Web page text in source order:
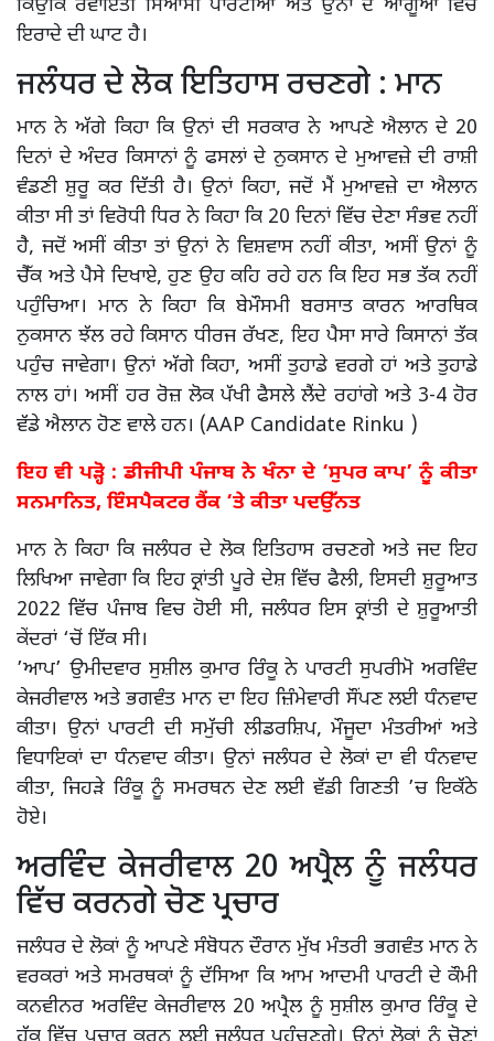
ਕਿਉਂਕਿ ਰਵਾਇਤੀ ਸਿਆਸੀ ਪਾਰਟੀਆਂ ਅਤੇ ਉਨਾਂ ਦੇ ਆਗੂਆਂ ਵਿੱਚ
ਇਰਾਦੇ ਦੀ ਘਾਟ ਹੈ।
ਜਲੰਧਰ ਦੇ ਲੋਕ ਇਤਿਹਾਸ ਰਚਣਗੇ : ਮਾਨ
ਮਾਨ ਨੇ ਅੱਗੇ ਕਿਹਾ ਕਿ ਉਨਾਂ ਦੀ ਸਰਕਾਰ ਨੇ ਆਪਣੇ ਐਲਾਨ ਦੇ 20
ਦਿਨਾਂ ਦੇ ਅੰਦਰ ਕਿਸਾਨਾਂ ਨੂੰ ਫਸਲਾਂ ਦੇ ਨੁਕਸਾਨ ਦੇ ਮੁਆਵਜ਼ੇ ਦੀ ਰਾਸ਼ੀ
ਵੰਡਣੀ ਸ਼ੁਰੂ ਕਰ ਦਿੱਤੀ ਹੈ। ਉਨਾਂ ਕਿਹਾ, ਜਦੋਂ ਮੈਂ ਮੁਆਵਜ਼ੇ ਦਾ ਐਲਾਨ
ਕੀਤਾ ਸੀ ਤਾਂ ਵਿਰੋਧੀ ਧਿਰ ਨੇ ਕਿਹਾ ਕਿ 20 ਦਿਨਾਂ ਵਿੱਚ ਦੇਣਾ ਸੰਭਵ ਨਹੀਂ
ਹੈ, ਜਦੋਂ ਅਸੀਂ ਕੀਤਾ ਤਾਂ ਉਨਾਂ ਨੇ ਵਿਸ਼ਵਾਸ ਨਹੀਂ ਕੀਤਾ, ਅਸੀਂ ਉਨਾਂ ਨੂੰ
ਚੈੱਕ ਅਤੇ ਪੈਸੇ ਦਿਖਾਏ, ਹੁਣ ਉਹ ਕਹਿ ਰਹੇ ਹਨ ਕਿ ਇਹ ਸਭ ਤੱਕ ਨਹੀਂ
ਪਹੁੰਚਿਆ। ਮਾਨ ਨੇ ਕਿਹਾ ਕਿ ਬੇਮੌਸਮੀ ਬਰਸਾਤ ਕਾਰਨ ਆਰਥਿਕ
ਨੁਕਸਾਨ ਝੱਲ ਰਹੇ ਕਿਸਾਨ ਧੀਰਜ ਰੱਖਣ, ਇਹ ਪੈਸਾ ਸਾਰੇ ਕਿਸਾਨਾਂ ਤੱਕ
ਪਹੁੰਚ ਜਾਵੇਗਾ। ਉਨਾਂ ਅੱਗੇ ਕਿਹਾ, ਅਸੀਂ ਤੁਹਾਡੇ ਵਰਗੇ ਹਾਂ ਅਤੇ ਤੁਹਾਡੇ
ਨਾਲ ਹਾਂ। ਅਸੀਂ ਹਰ ਰੋਜ਼ ਲੋਕ ਪੱਖੀ ਫੈਸਲੇ ਲੈਂਦੇ ਰਹਾਂਗੇ ਅਤੇ 3-4 ਹੋਰ
ਵੱਡੇ ਐਲਾਨ ਹੋਣ ਵਾਲੇ ਹਨ। (AAP Candidate Rinku )
ਇਹ ਵੀ ਪੜ੍ਹੋ : ਡੀਜੀਪੀ ਪੰਜਾਬ ਨੇ ਖੰਨਾ ਦੇ ‘ਸੁਪਰ ਕਾਪ’ ਨੂੰ ਕੀਤਾ
ਸਨਮਾਨਿਤ, ਇੰਸਪੈਕਟਰ ਰੈਂਕ ‘ਤੇ ਕੀਤਾ ਪਦਉੱਨਤ
ਮਾਨ ਨੇ ਕਿਹਾ ਕਿ ਜਲੰਧਰ ਦੇ ਲੋਕ ਇਤਿਹਾਸ ਰਚਣਗੇ ਅਤੇ ਜਦ ਇਹ
ਲਿਖਿਆ ਜਾਵੇਗਾ ਕਿ ਇਹ ਕ੍ਰਾਂਤੀ ਪੂਰੇ ਦੇਸ਼ ਵਿੱਚ ਫੈਲੀ, ਇਸਦੀ ਸ਼ੁਰੂਆਤ
2022 ਵਿੱਚ ਪੰਜਾਬ ਵਿਚ ਹੋਈ ਸੀ, ਜਲੰਧਰ ਇਸ ਕ੍ਰਾਂਤੀ ਦੇ ਸ਼ੁਰੂਆਤੀ
ਕੇਂਦਰਾਂ ‘ਚੋਂ ਇੱਕ ਸੀ।
’ਆਪ’ ਉਮੀਦਵਾਰ ਸੁਸ਼ੀਲ ਕੁਮਾਰ ਰਿੰਕੂ ਨੇ ਪਾਰਟੀ ਸੁਪਰੀਮੋ ਅਰਵਿੰਦ
ਕੇਜਰੀਵਾਲ ਅਤੇ ਭਗਵੰਤ ਮਾਨ ਦਾ ਇਹ ਜ਼ਿੰਮੇਵਾਰੀ ਸੌਂਪਣ ਲਈ ਧੰਨਵਾਦ
ਕੀਤਾ। ਉਨਾਂ ਪਾਰਟੀ ਦੀ ਸਮੁੱਚੀ ਲੀਡਰਸ਼ਿਪ, ਮੌਜੂਦਾ ਮੰਤਰੀਆਂ ਅਤੇ
ਵਿਧਾਇਕਾਂ ਦਾ ਧੰਨਵਾਦ ਕੀਤਾ। ਉਨਾਂ ਜਲੰਧਰ ਦੇ ਲੋਕਾਂ ਦਾ ਵੀ ਧੰਨਵਾਦ
ਕੀਤਾ, ਜਿਹੜੇ ਰਿੰਕੂ ਨੂੰ ਸਮਰਥਨ ਦੇਣ ਲਈ ਵੱਡੀ ਗਿਣਤੀ ’ਚ ਇਕੱਠੇ
ਹੋਏ।
ਅਰਵਿੰਦ ਕੇਜਰੀਵਾਲ 20 ਅਪ੍ਰੈਲ ਨੂੰ ਜਲੰਧਰ
ਵਿੱਚ ਕਰਨਗੇ ਚੋਣ ਪ੍ਰਚਾਰ
ਜਲੰਧਰ ਦੇ ਲੋਕਾਂ ਨੂੰ ਆਪਣੇ ਸੰਬੋਧਨ ਦੌਰਾਨ ਮੁੱਖ ਮੰਤਰੀ ਭਗਵੰਤ ਮਾਨ ਨੇ
ਵਰਕਰਾਂ ਅਤੇ ਸਮਰਥਕਾਂ ਨੂੰ ਦੱਸਿਆ ਕਿ ਆਮ ਆਦਮੀ ਪਾਰਟੀ ਦੇ ਕੌਮੀ
ਕਨਵੀਨਰ ਅਰਵਿੰਦ ਕੇਜਰੀਵਾਲ 20 ਅਪ੍ਰੈਲ ਨੂੰ ਸੁਸ਼ੀਲ ਕੁਮਾਰ ਰਿੰਕੂ ਦੇ